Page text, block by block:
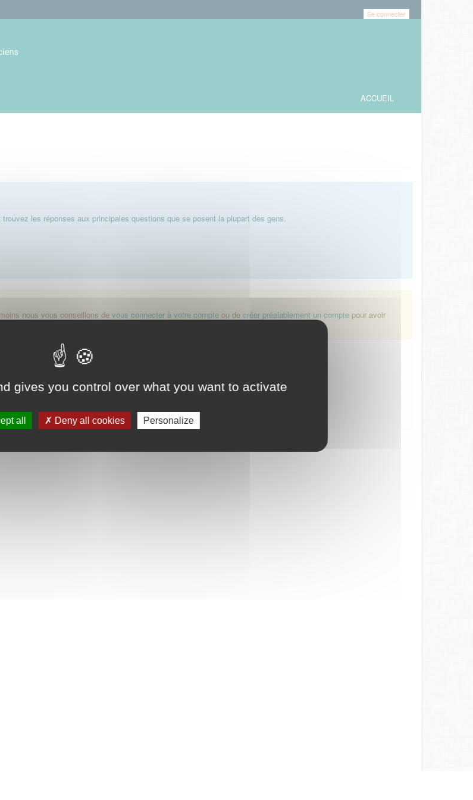
gives you control over what you want to activate
all Deny all cookies Personalize
Se connecter
ACCUEIL
les réponses aux principales questions que se posent la plupart des gens.
nous vous conseillons de vous connecter à votre compte ou de créer préalablement un compte pour avoir
Démarrer